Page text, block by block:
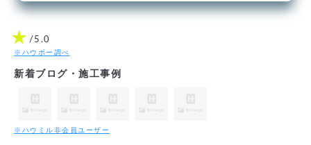
★ /5.0
※ハウボー調べ
新着ブログ・施工事例
※ハウミル非会員ユーザー